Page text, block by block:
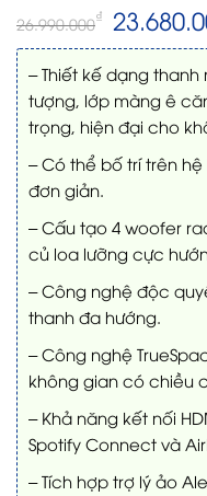
26.990.000₫ Giá
gốc
là:
– Thiết kế dạng
tượng, lớp màng ê
trọng, hiện đại cho
– Có thể bố trí trên
đơn giản.
– Cấu tạo 4 woofer
củ loa lưỡng cực
– Công nghệ độc
thanh đa hướng.
– Công nghệ
không gian có chiều
– Khả năng kết nối
Spotify Connect và
– Tích hợp trợ lý ảo